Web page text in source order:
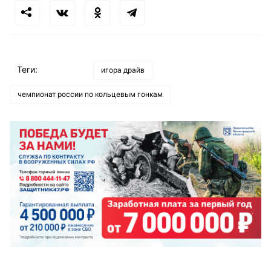
Теги: игора драйв
чемпионат россии по кольцевым гонкам